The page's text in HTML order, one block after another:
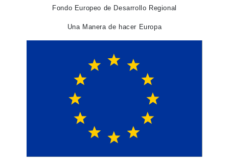
Fondo Europeo de Desarrollo Regional
Una Manera de hacer Europa